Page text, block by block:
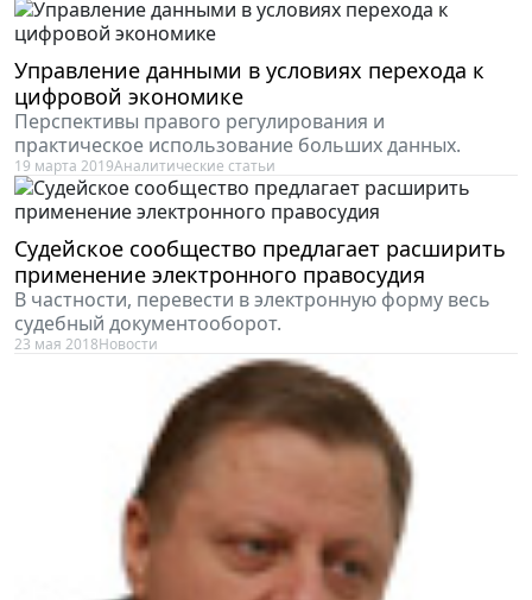
Управление данными в условиях перехода к
цифровой экономике
Перспективы правого регулирования и
практическое использование больших данных.
19 марта 2019Аналитические статьи
Судейское сообщество предлагает расширить
применение электронного правосудия
В частности, перевести в электронную форму весь
судебный документооборот.
23 мая 2018Новости